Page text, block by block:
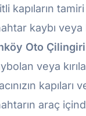
kapıların
kaybı veya
Oto
veya
kapıları
araç